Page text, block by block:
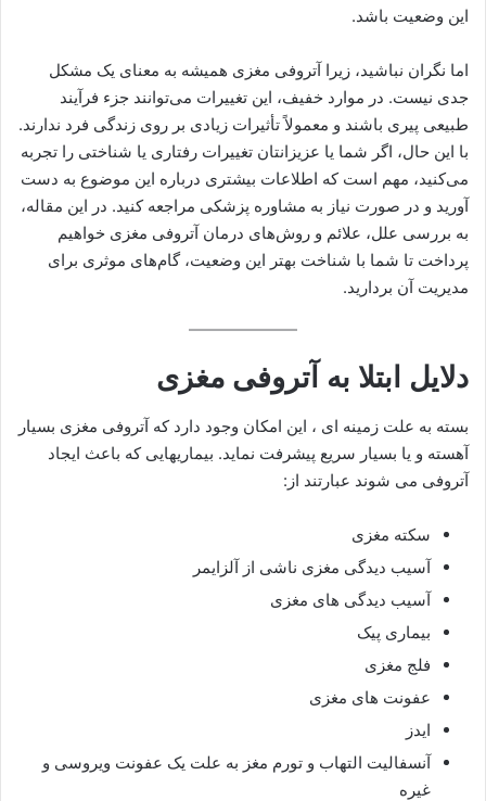
این وضعیت باشد.
اما نگران نباشید، زیرا آتروفی مغزی همیشه به معنای یک مشکل
جدی نیست. در موارد خفیف، این تغییرات می‌توانند جزء فرآیند
طبیعی پیری باشند و معمولاً تأثیرات زیادی بر روی زندگی فرد ندارند.
با این حال، اگر شما یا عزیزانتان تغییرات رفتاری یا شناختی را تجربه
می‌کنید، مهم است که اطلاعات بیشتری درباره این موضوع به دست
آورید و در صورت نیاز به مشاوره پزشکی مراجعه کنید. در این مقاله،
به بررسی علل، علائم و روش‌های درمان آتروفی مغزی خواهیم
پرداخت تا شما با شناخت بهتر این وضعیت، گام‌های موثری برای
مدیریت آن بردارید.
دلایل ابتلا به آتروفی مغزی
بسته به علت زمینه‌ ای ، این امکان وجود دارد که آتروفی مغزی بسیار
آهسته و یا بسیار سریع پیشرفت نماید. بیماریهایی که باعث ایجاد
آتروفی می شوند عبارتند از:
سکته مغزی
آسیب دیدگی مغزی ناشی از آلزایمر
آسیب دیدگی های مغزی
بیماری پیک
فلج مغزی
عفونت های مغزی
ایدز
آنسفالیت التهاب و تورم مغز به علت یک عفونت ویروسی و
غیره